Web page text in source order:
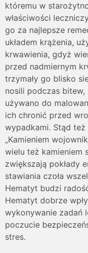
któremu w
właściwości
go za najlepsze
układem krążenia,
krwawienia, gdyż
przed nadmiernym
trzymały go blisko
nosili podczas
używano do
ich chronić przed
wypadkami. Stąd
„Kamieniem
wielu też kamieniem
zwiększają pokłady
stawiania czoła
Hematyt budzi
Hematyt dobrze
wykonywanie zadań
poczucie
stres.